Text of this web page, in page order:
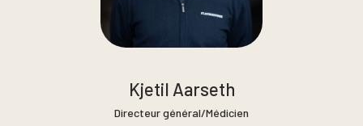
Kjetil Aarseth
Directeur général/Médicien